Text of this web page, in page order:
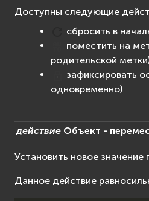
Доступны следующие
сбросить в
поместить на
родительской
зафиксировать
одновременно)
действие Объект -
Установить новое
Данное действие